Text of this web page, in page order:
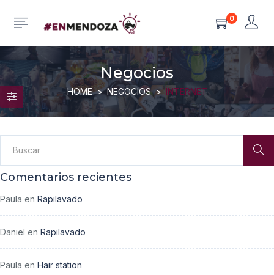
0
Negocios
HOME NEGOCIOS INTERNET
Comentarios recientes
Paula en Rapilavado
Daniel en Rapilavado
Paula en Hair station